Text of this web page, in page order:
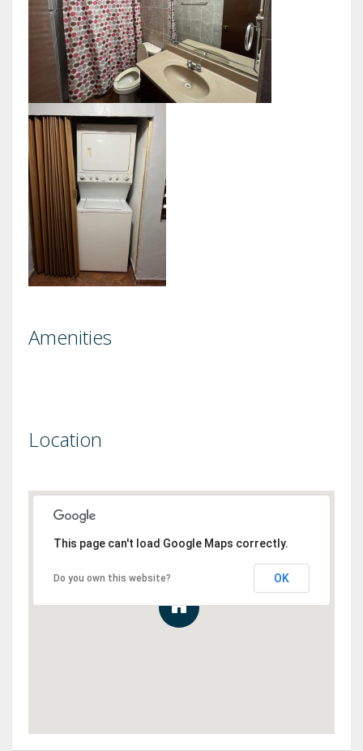
Amenities
Location
This page can't load Google Maps correctly.
Do you own this website? OK